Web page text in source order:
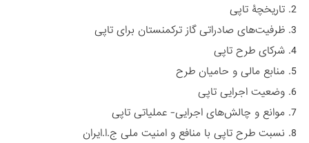
تاریخچۀ تاپی
ظرفیت‌های صادراتی گاز ترکمنستان برای تاپی
شرکای طرح تاپی
منابع مالی و حامیان طرح
وضعیت اجرایی تاپی
موانع و چالش‌های اجرایی- عملیاتی تاپی
نسبت طرح تاپی با منافع و امنیت ملی ج.ا.ایران